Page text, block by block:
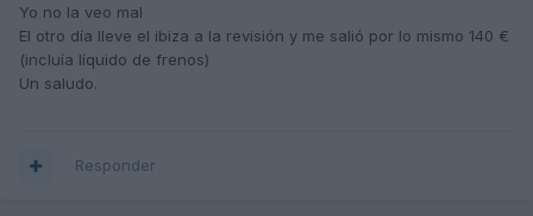
Yo no la veo mal
El otro día lleve el ibiza a la revisión y me salió por lo mismo 140 €
(incluía líquido de frenos)
Un saludo.
Responder